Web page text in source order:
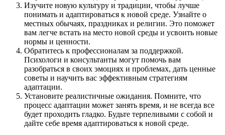
Изучите новую культуру и традиции, чтобы лучше
понимать и адаптироваться к новой среде. Узнайте о
местных обычаях, праздниках и религии. Это поможет
вам легче встать на место новой среды и усвоить новые
нормы и ценности.
Обратитесь к профессионалам за поддержкой.
Психологи и консультанты могут помочь вам
разобраться в своих эмоциях и проблемах, дать ценные
советы и научить вас эффективным стратегиям
адаптации.
Установите реалистичные ожидания. Помните, что
процесс адаптации может занять время, и не всегда все
будет проходить гладко. Будьте терпеливыми с собой и
дайте себе время адаптироваться к новой среде.